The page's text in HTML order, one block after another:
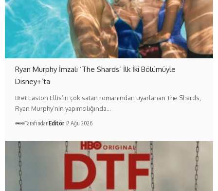
Ryan Murphy İmzalı ‘The Shards’ İlk İki Bölümüyle
Disney+’ta
Bret Easton Ellis’in çok satan romanından uyarlanan The Shards,
Ryan Murphy’nin yapımcılığında…
TarafındanEditör 7 Ağu 2026